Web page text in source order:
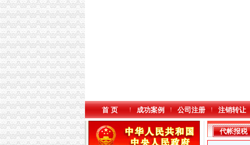
首 页 成功案例 公司注册 注销转让
代帐报税